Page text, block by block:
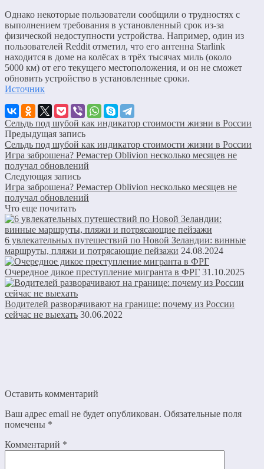
Однако некоторые пользователи сообщили о трудностях с
выполнением требования в установленный срок из-за
физической недоступности устройства. Например, один из
пользователей Reddit отметил, что его антенна Starlink
находится в доме на колёсах в трёх тысячах миль (около
5000 км) от его текущего местоположения, и он не сможет
обновить устройство в установленные сроки.
Источник
Сельдь под шубой как индикатор стоимости жизни в России
Предыдущая запись
Сельдь под шубой как индикатор стоимости жизни в России
Игра заброшена? Ремастер Oblivion несколько месяцев не
получал обновлений
Следующая запись
Игра заброшена? Ремастер Oblivion несколько месяцев не
получал обновлений
Что еще почитать
6 увлекательных путешествий по Новой Зеландии: винные
маршруты, пляжи и потрясающие пейзажи 24.08.2024
Очередное дикое преступление мигранта в ФРГ 31.10.2025
Водителей разворачивают на границе: почему из России
сейчас не выехать 30.06.2022
Оставить комментарий
Ваш адрес email не будет опубликован. Обязательные поля
помечены *
Комментарий *